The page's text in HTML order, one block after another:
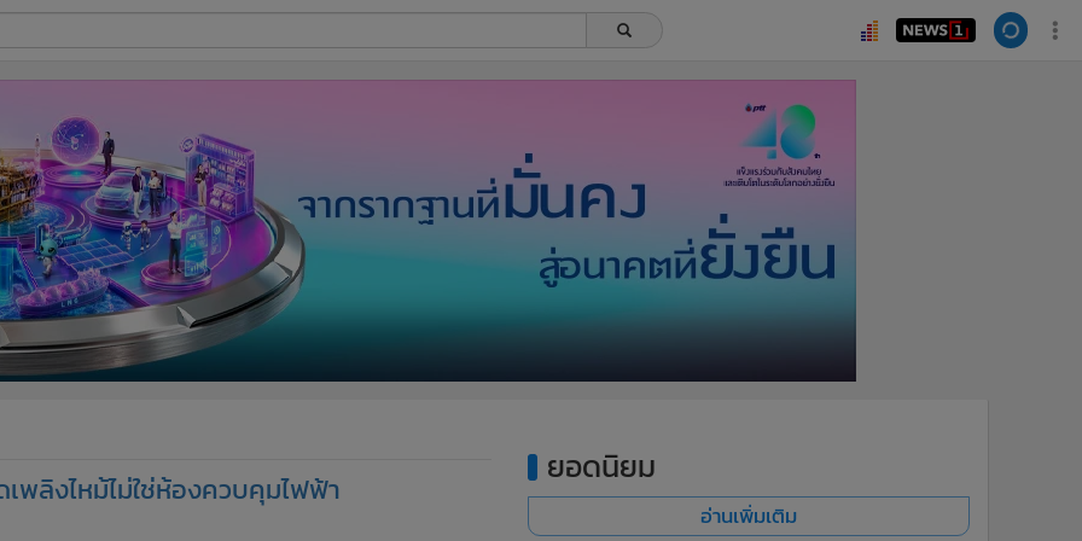
สูง
พลิงไหม้ไม่ใช่ห้องควบคุมไฟฟ้า ยอดนิยม
อ่านเพิ่มเติม